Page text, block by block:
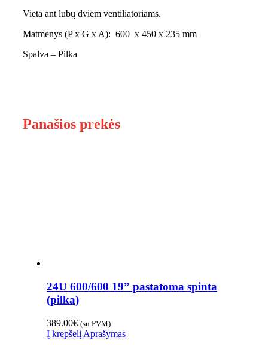
Vieta ant lubų dviem ventiliatoriams.
Matmenys (P x G x A): 600 x 450x235 mm
Spalva – Pilka
Panašios prekės
24U 600/600 19” pastatoma spinta
(pilka)
389.00€ (su PVM)
Į krepšelį Aprašymas